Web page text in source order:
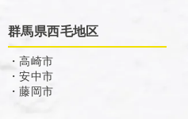
群馬県西毛地区
・高崎市
・安中市
・藤岡市